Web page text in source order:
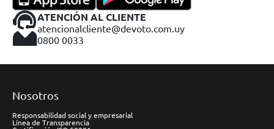
ATENCIÓN AL CLIENTE
atencionalcliente@devoto.com.uy
0800 0033
Nosotros
Responsabilidad social y empresarial
Línea de Transparencia